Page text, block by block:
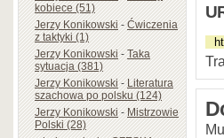
kobiece (51)
Jerzy Konikowski-Ćwiczenia
z taktyki (1)
Jerzy Konikowski-Taka
sytuacja (381)
Jerzy Konikowski-Literatura
szachowa po polsku (124)
Jerzy Konikowski-Mistrzowie
Polski (28)